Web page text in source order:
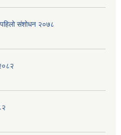
पहिलो संशोधन २०७८